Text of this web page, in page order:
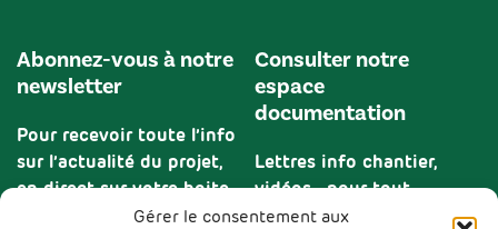
Gérer le consentement aux
Abonnez-vous à notre
newsletter
Pour recevoir toute l’info
sur l’actualité du projet,
en direct sur votre boite
Consulter notre
espace
documentation
Lettres info chantier,
vidéos… pour tout
comprendre et suivre